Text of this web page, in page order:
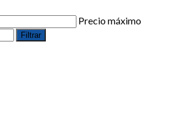
Precio máximo
Filtrar